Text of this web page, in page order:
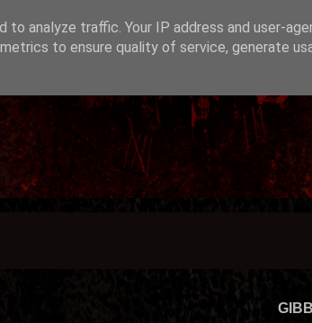
analyze traffic. Your IP address and user-
to ensure quality of service, generate